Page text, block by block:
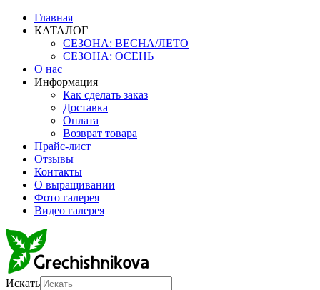
Главная
КАТАЛОГ
СЕЗОНА: ВЕСНА/ЛЕТО
СЕЗОНА: ОСЕНЬ
О нас
Информация
Как сделать заказ
Доставка
Оплата
Возврат товара
Прайс-лист
Отзывы
Контакты
О выращивании
Фото галерея
Видео галерея
Искать